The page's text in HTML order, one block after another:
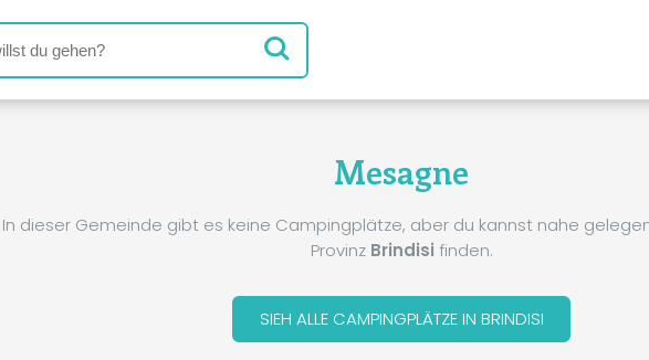
Mesagne
In dieser Gemeinde gibt es keine Campingplätze, aber du kannst nahe
Provinz Brindisi finden.
SIEH ALLE CAMPINGPLÄTZE IN BRINDISI